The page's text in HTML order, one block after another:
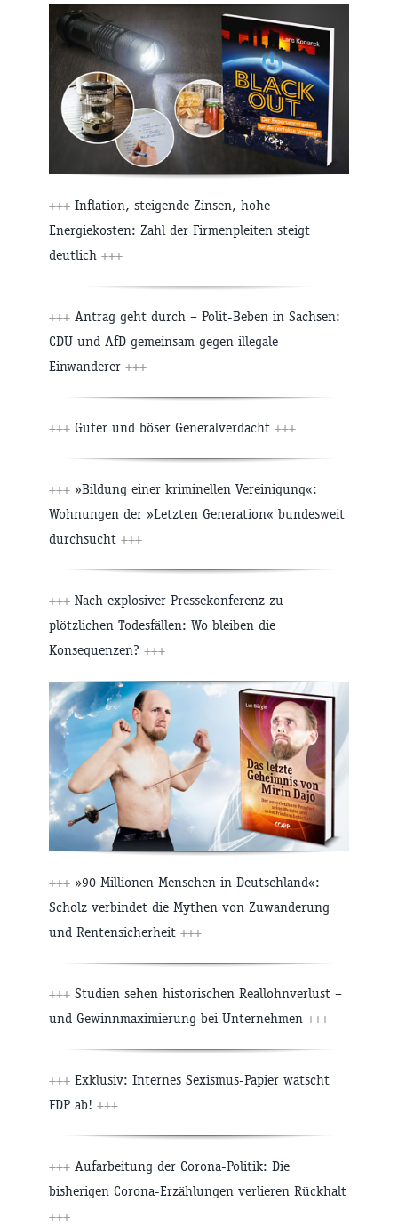
+++ Inflation, steigende Zinsen, hohe
Energiekosten: Zahl der Firmenpleiten steigt
deutlich +++
+++ Antrag geht durch – Polit-Beben in Sachsen:
CDU und AfD gemeinsam gegen illegale
Einwanderer +++
+++ Guter und böser Generalverdacht +++
+++ »Bildung einer kriminellen Vereinigung«:
Wohnungen der »Letzten Generation« bundesweit
durchsucht +++
+++ Nach explosiver Pressekonferenz zu
plötzlichen Todesfällen: Wo bleiben die
Konsequenzen? +++
+++ »90 Millionen Menschen in Deutschland«:
Scholz verbindet die Mythen von Zuwanderung
und Rentensicherheit +++
+++ Studien sehen historischen Reallohnverlust –
und Gewinnmaximierung bei Unternehmen +++
+++ Exklusiv: Internes Sexismus-Papier watscht
FDP ab! +++
+++ Aufarbeitung der Corona-Politik: Die
bisherigen Corona-Erzählungen verlieren Rückhalt
+++